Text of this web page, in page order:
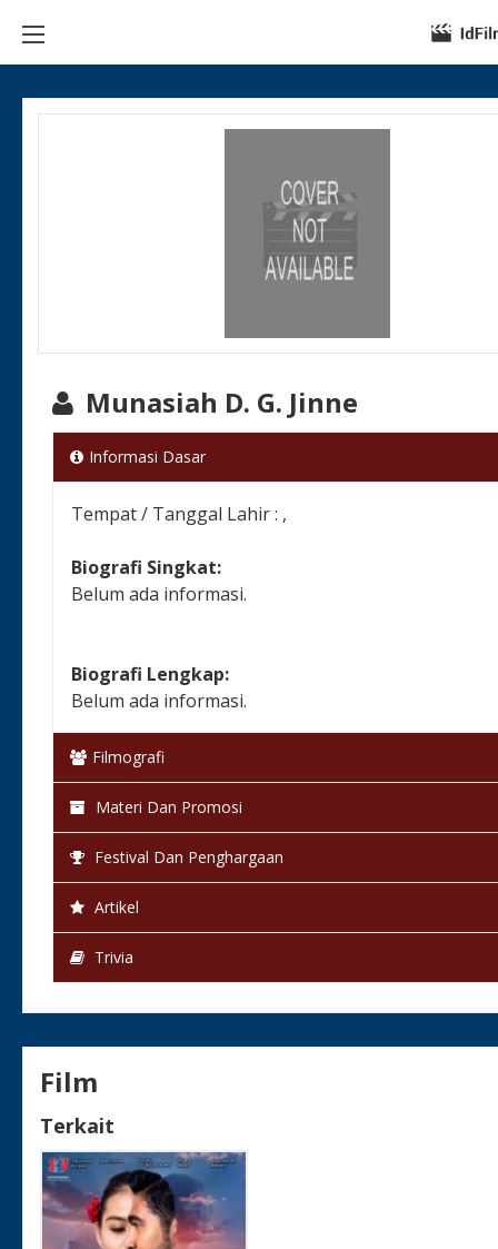
Munasiah D. G. Jinne
Informasi Dasar
Tempat / Tanggal Lahir : ,
Biografi Singkat:
Belum ada informasi.
Biografi Lengkap:
Belum ada informasi.
Filmografi
Materi Dan Promosi
Festival Dan Penghargaan
Artikel
Trivia
Film
Terkait